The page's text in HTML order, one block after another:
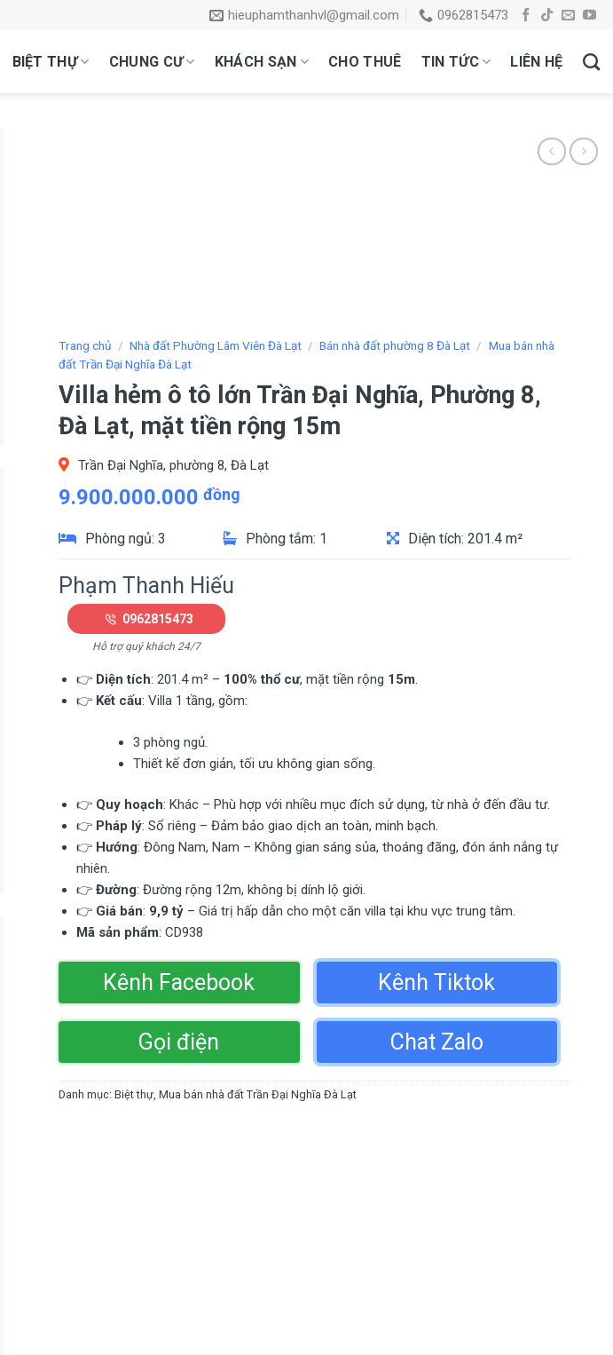
hieuphamthanhvl@gmail.com 0962815473
BIỆT THỰ CHUNG CƯ KHÁCH SẠN CHO THUÊ TIN TỨC LIÊN HỆ
Trang chủ / Nhà đất Phường Lâm Viên Đà Lạt / Bán nhà đất phường 8 Đà Lạt / Mua bán nhà
đất Trần Đại Nghĩa Đà Lạt
Villa hẻm ô tô lớn Trần Đại Nghĩa, Phường 8,
Đà Lạt, mặt tiền rộng 15m
Trần Đại Nghĩa, phường 8, Đà Lạt
9.900.000.000 đồng
Phòng ngủ: 3 Phòng tắm: 1 Diện tích: 201.4 m²
Phạm Thanh Hiếu
0962815473
Hỗ trợ quý khách 24/7
👉 Diện tích: 201.4 m² – 100% thổ cư, mặt tiền rộng 15m.
👉 Kết cấu: Villa 1 tầng, gồm:
3 phòng ngủ.
Thiết kế đơn giản, tối ưu không gian sống.
👉 Quy hoạch: Khác – Phù hợp với nhiều mục đích sử dụng, từ nhà ở đến đầu tư.
👉 Pháp lý: Sổ riêng – Đảm bảo giao dịch an toàn, minh bạch.
👉 Hướng: Đông Nam, Nam – Không gian sáng sủa, thoáng đãng, đón ánh nắng tự
nhiên.
👉 Đường: Đường rộng 12m, không bị dính lộ giới.
👉 Giá bán: 9,9 tỷ– Giá trị hấp dẫn cho một căn villa tại khu vực trung tâm.
Mã sản phẩm: CD938
Kênh Facebook Kênh Tiktok
Gọi điện Chat Zalo
Danh mục:Biệt thự,Mua bán nhà đất Trần Đại Nghĩa Đà Lạt